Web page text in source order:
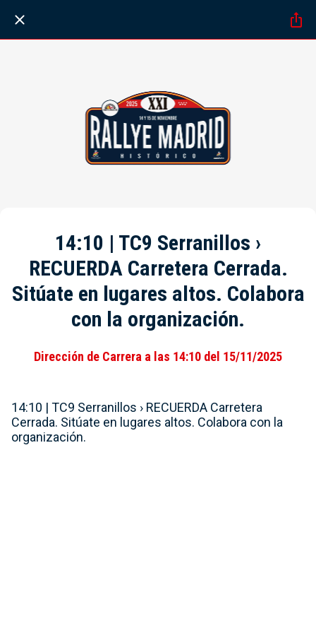
14:10 | TC9 Serranillos ›
RECUERDA Carretera Cerrada.
Sitúate en lugares altos. Colabora
con la organización.
Dirección de Carrera a las 14:10 del 15/11/2025
14:10 | TC9 Serranillos › RECUERDA Carretera
Cerrada. Sitúate en lugares altos. Colabora con la
organización.